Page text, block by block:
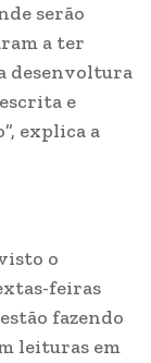
serão
a ter
desenvoltura
e
explica a
o
feiras
fazendo
leituras em